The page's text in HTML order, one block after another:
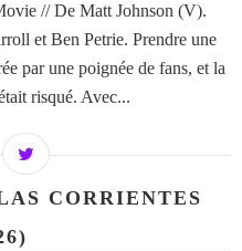
// De Matt Johnson (V).
et Ben Petrie. Prendre une
par une poignée de fans, et la
risqué. Avec...
CORRIENTES